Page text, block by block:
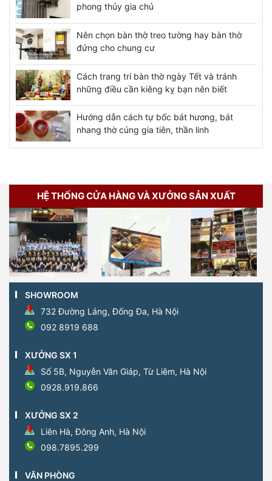
phong thủy gia chủ
Nên chọn bàn thờ treo tường hay bàn thờ
đứng cho chung cư
Cách trang trí bàn thờ ngày Tết và tránh
những điều cần kiêng kỵ bạn nên biết
Hướng dẫn cách tự bốc bát hương, bát
nhang thờ cúng gia tiên, thần linh
HỆ THỐNG CỬA HÀNG VÀ XƯỞNG SẢN XUẤT
SHOWROOM
732 Đường Láng, Đống Đa, Hà Nội
092 8919 688
XƯỞNG SX 1
Số 5B, Nguyễn Văn Giáp, Từ Liêm, Hà Nội
0928.919.866
XƯỞNG SX 2
Liên Hà, Đông Anh, Hà Nội
098.7895.299
VĂN PHÒNG